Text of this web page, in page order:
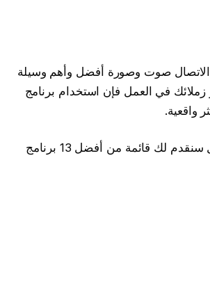
صوت وصورة أفضل وأهم وسيلة
في العمل فإن استخدام برنامج
واقعية.
ولكن ما هو أفضل برنامج اتصال صوت وصورة؟! في هذا المقال سنقدم لك قائمة من أفضل 13 برنامج